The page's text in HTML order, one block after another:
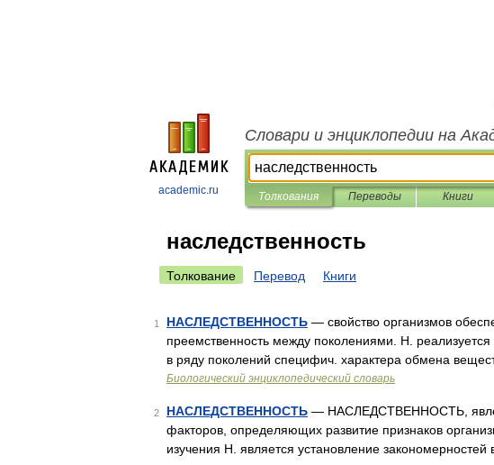
academic.ru
Словари и энциклопедии на
Толкования Переводы Книги
наследственность
Толкование Перевод Книги
1 НАСЛЕДСТВЕННОСТЬ — свойство организмов
преемственность между поколениями. Н.
в ряду поколений специфич. характера обмена
Биологический энциклопедический словарь
2 НАСЛЕДСТВЕННОСТЬ — НАСЛЕДСТВЕННОСТЬ,
факторов, определяющих развитие признаков
изучения Н. является установление